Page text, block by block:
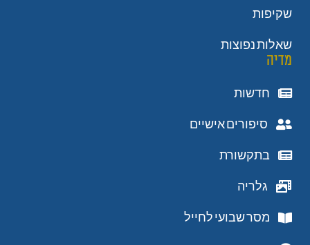
שקיפות
שאלות נפוצות
מדיה
חדשות
סיפורים אישיים
בתקשורת
גלריה
מסר שבועי לחייל